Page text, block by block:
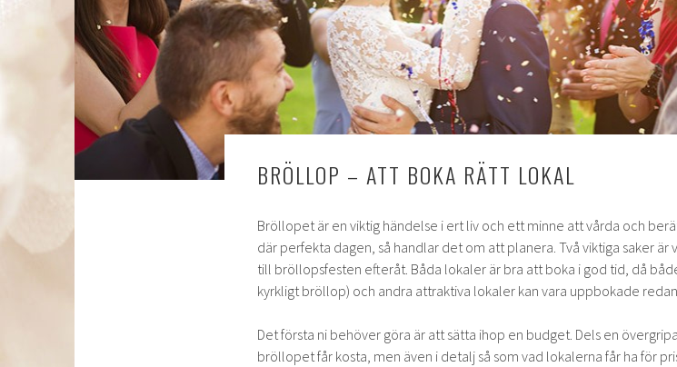
BRÖLLOP – ATT BOKA RÄTT LOKAL
Bröllopet är en viktig händelse i ert liv och ett minne att vårda och
där perfekta dagen, så handlar det om att planera. Två viktiga saker är
till bröllopsfesten efteråt. Båda lokaler är bra att boka i god tid, då
kyrkligt bröllop) och andra attraktiva lokaler kan vara uppbokade
Det första ni behöver göra är att sätta ihop en budget. Dels en
bröllopet får kosta, men även i detalj så som vad lokalerna får ha för